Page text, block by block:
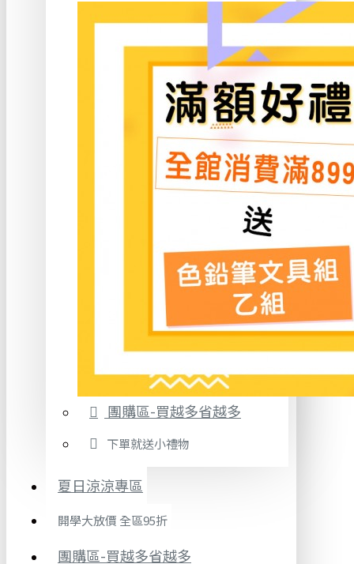
團購區-買越多省越多
下單就送小禮物
夏日涼涼專區
開學大放價 全區95折
團購區-買越多省越多